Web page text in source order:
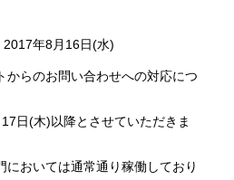
見積・お問い合わせ
年8月16日(水)
らのお問い合わせへの対応につ
日(木)以降とさせていただきま
おいては通常通り稼働しており